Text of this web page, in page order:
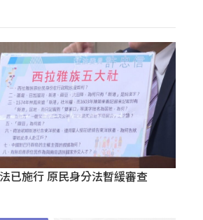
已施行 原民身分法暫緩審查